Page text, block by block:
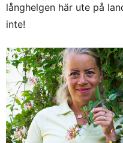
långhelgen här ute på
inte!